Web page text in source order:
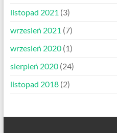
listopad 2021 (3)
wrzesień 2021 (7)
wrzesień 2020(1)
sierpień 2020(24)
listopad 2018(2)